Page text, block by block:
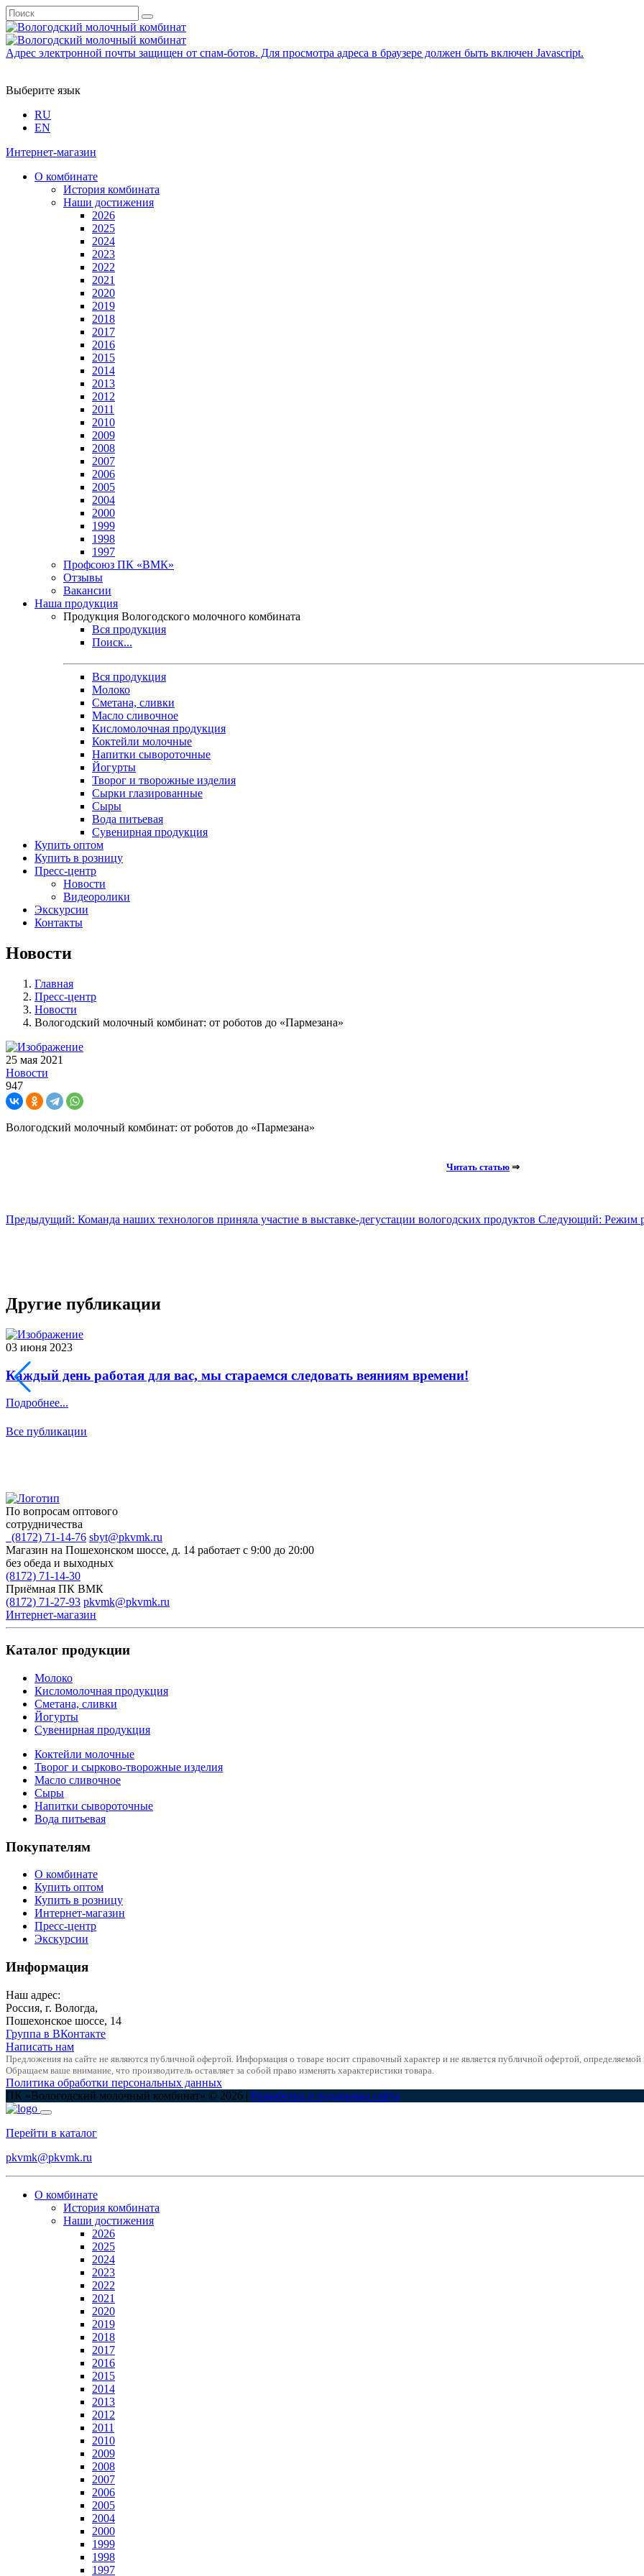
Адрес электронной почты защищен от спам-ботов. Для просмотра адреса в браузере должен быть включен Javascript.
Выберите язык
RU
EN
Интернет-магазин
О комбинате
История комбината
Наши достижения
2026
2025
2024
2023
2022
2021
2020
2019
2018
2017
2016
2015
2014
2013
2012
2011
2010
2009
2008
2007
2006
2005
2004
2000
1999
1998
1997
Профсоюз ПК «ВМК»
Отзывы
Вакансии
Наша продукция
Продукция Вологодского молочного комбината
Вся продукция
Поиск...
Вся продукция
Молоко
Сметана, сливки
Масло сливочное
Кисломолочная продукция
Коктейли молочные
Напитки сывороточные
Йогурты
Творог и творожные изделия
Сырки глазированные
Сыры
Вода питьевая
Сувенирная продукция
Купить оптом
Купить в розницу
Пресс-центр
Новости
Видеоролики
Экскурсии
Контакты
Новости
Главная
Пресс-центр
Новости
Вологодский молочный комбинат: от роботов до «Пармезана»
25 мая 2021
Новости
947
Вологодский молочный комбинат: от роботов до «Пармезана»
Читать статью ⇒
Предыдущий: Команда наших технологов приняла участие в выставке-дегустации вологодских продуктов Следующий: Режим
Другие публикации
03 июня 2023
Каждый день работая для вас, мы стараемся следовать веяниям времени!
Подробнее...
Все публикации
По вопросам оптового
сотрудничества
(8172) 71-14-76 sbyt@pkvmk.ru
Магазин на Пошехонском шоссе, д. 14 работает с 9:00 до 20:00
без обеда и выходных
(8172) 71-14-30
Приёмная ПК ВМК
(8172) 71-27-93 pkvmk@pkvmk.ru
Интернет-магазин
Каталог продукции
Молоко
Кисломолочная продукция
Сметана, сливки
Йогурты
Сувенирная продукция
Коктейли молочные
Творог и сырково-творожные изделия
Масло сливочное
Сыры
Напитки сывороточные
Вода питьевая
Покупателям
О комбинате
Купить оптом
Купить в розницу
Интернет-магазин
Пресс-центр
Экскурсии
Информация
Наш адрес:
Россия, г. Вологда,
Пошехонское шоссе, 14
Группа в ВКонтакте
Написать нам
Предложения на сайте не являются публичной офертой. Информация о товаре носит справочный характер и не является публичной офертой,
Обращаем ваше внимание, что производитель оставляет за собой право изменять характеристики товара.
Политика обработки персональных данных
ПК «Вологодский молочный комбинат» © 2026 | Разработка и поддержка сайта
Перейти в каталог
pkvmk@pkvmk.ru
О комбинате
История комбината
Наши достижения
2026
2025
2024
2023
2022
2021
2020
2019
2018
2017
2016
2015
2014
2013
2012
2011
2010
2009
2008
2007
2006
2005
2004
2000
1999
1998
1997